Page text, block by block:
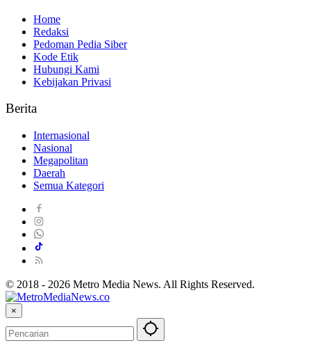
Home
Redaksi
Pedoman Pedia Siber
Kode Etik
Hubungi Kami
Kebijakan Privasi
Berita
Internasional
Nasional
Megapolitan
Daerah
Semua Kategori
© 2018 - 2026 Metro Media News. All Rights Reserved.
×